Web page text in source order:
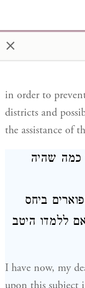
×
תעבור לידי
מהם את
in order to
districts and
the assistance of
כמה שהיה
ביחס
ללמדו היטב
I have now, my